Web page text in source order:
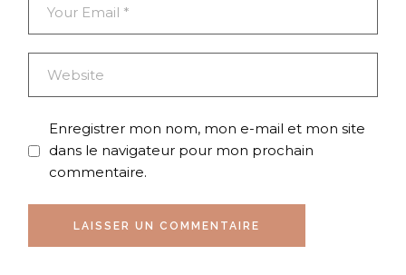
Enregistrer mon nom, mon e-mail et mon site
dans le navigateur pour mon prochain
commentaire.
LAISSER UN COMMENTAIRE